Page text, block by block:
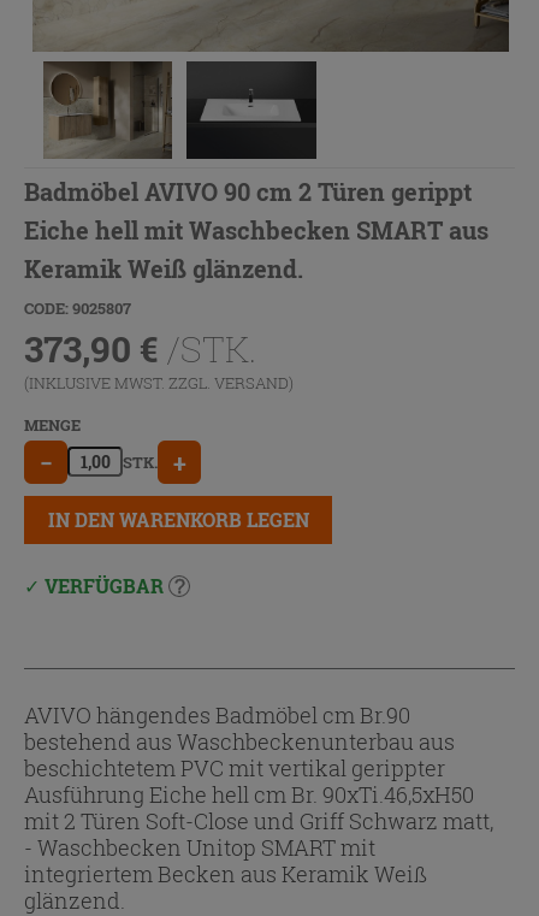
Badmöbel AVIVO 90 cm 2 Türen gerippt
Eiche hell mit Waschbecken SMART aus
Keramik Weiß glänzend.
CODE: 9025807
373,90 € /STK.
(INKLUSIVE MWST. ZZGL. VERSAND)
MENGE
− STK. +
IN DEN WARENKORB LEGEN
VERFÜGBAR
AVIVO hängendes Badmöbel cm Br.90
bestehend aus Waschbeckenunterbau aus
beschichtetem PVC mit vertikal gerippter
Ausführung Eiche hell cm Br. 90xTi.46,5xH50
mit 2 Türen Soft-Close und Griff Schwarz matt,
- Waschbecken Unitop SMART mit
integriertem Becken aus Keramik Weiß
glänzend.